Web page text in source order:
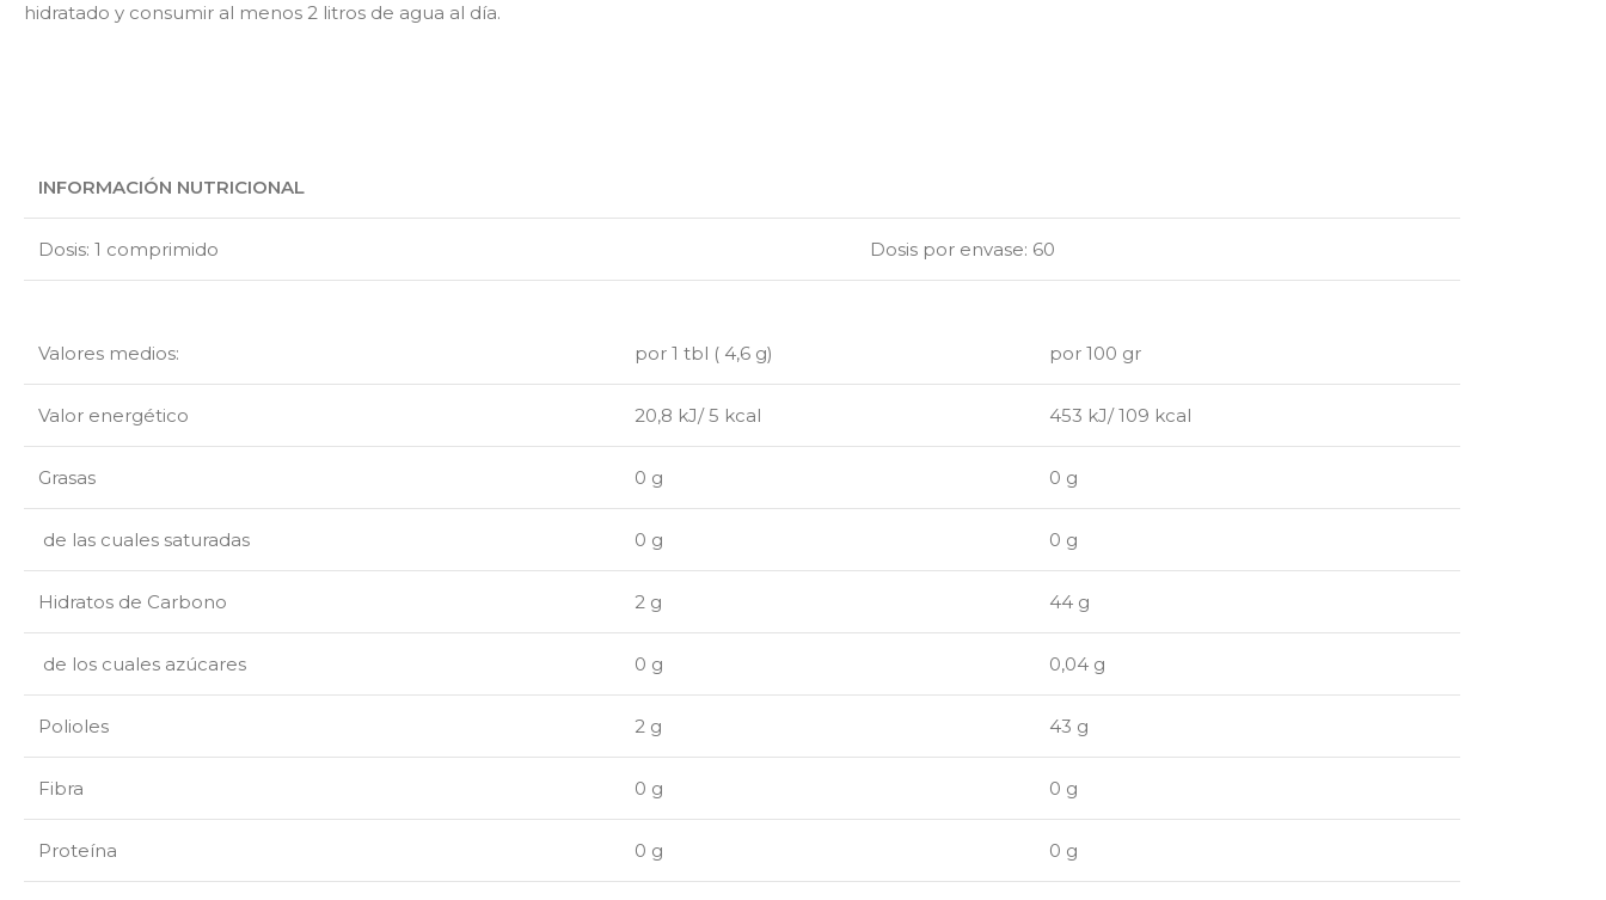
hidratado y consumir al menos 2 litros de agua al día.
INFORMACIÓN NUTRICIONAL
Dosis: 1 comprimido Dosis por envase: 60
Valores medios: por 1 tbl ( 4,6 g) por 100 gr
Valor energético 20,8 kJ/ 5 kcal 453 kJ/ 109 kcal
Grasas 0 g 0 g
de las cuales saturadas 0 g 0 g
Hidratos de Carbono 2 g 44 g
de los cuales azúcares 0 g 0,04 g
Polioles 2 g 43 g
Fibra 0 g 0 g
Proteína 0 g 0 g